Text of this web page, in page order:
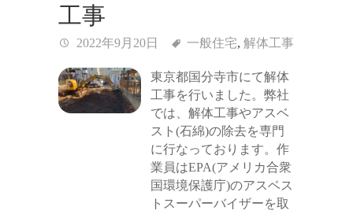
工事
2022年9月20日 一般住宅, 解体工事
東京都国分寺市にて解体
工事を行いました。弊社
では、解体工事やアスベ
スト(石綿)の除去を専門
に行なっております。作
業員はEPA(アメリカ合衆
国環境保護庁)のアスベス
トスーパーバイザーを取